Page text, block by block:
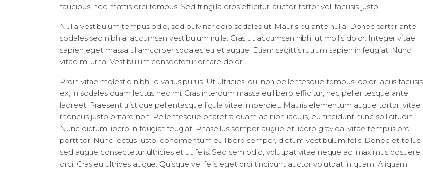
faucibus, nec mattis orci tempus. Sed fringilla eros efficitur, auctor tortor vel, facilisis justo.
Nulla vestibulum tempus odio, sed pulvinar odio sodales ut. Mauris eu ante nulla. Donec tortor ante,
sodales sed nibh a, accumsan vestibulum nulla. Cras ut accumsan nibh, ut mollis dolor. Integer vitae
sapien eget massa ullamcorper sodales eu et augue. Etiam sagittis rutrum sapien in feugiat. Nunc
vitae mi urna. Vestibulum consectetur ornare dolor.
Proin vitae molestie nibh, id varius purus. Ut ultricies, dui non pellentesque tempus, dolor lacus facilisis
ex, in sodales quam lectus nec mi. Cras interdum massa eu libero efficitur, nec pellentesque ante
laoreet. Praesent tristique pellentesque ligula vitae imperdiet. Mauris elementum augue tortor, vitae
rhoncus justo ornare non. Pellentesque pharetra quam ac nibh iaculis, eu tincidunt nunc sollicitudin.
Nunc dictum libero in feugiat feugiat. Phasellus semper augue et libero gravida, vitae tempus orci
porttitor. Nunc lectus justo, condimentum eu libero semper, dictum vestibulum felis. Donec et tellus
sed augue consectetur ultricies et ut felis. Sed sem odio, volutpat vitae neque ac, maximus posuere
orci. Cras eu ultrices augue. Quisque vel felis eget orci tincidunt auctor volutpat in quam. Aliquam